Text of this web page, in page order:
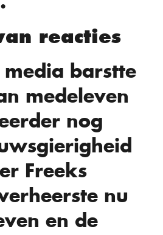
reacties
media barstte
medeleven
nog
Freeks
nu
en de